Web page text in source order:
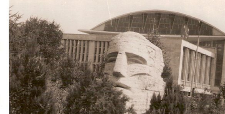
Despre proiect
Din arhiva orasului
Editii anterioare
Panorame
2. Finantatori